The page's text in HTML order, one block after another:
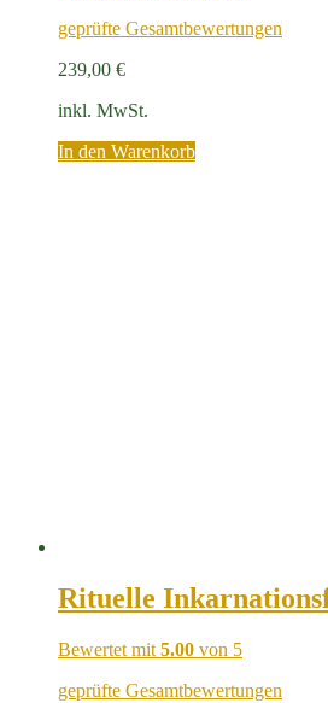
geprüfte Gesamtbewertungen
239,00 €
inkl. MwSt.
In den Warenkorb
Rituelle
Bewertet mit 5.00 von 5
geprüfte Gesamtbewertungen